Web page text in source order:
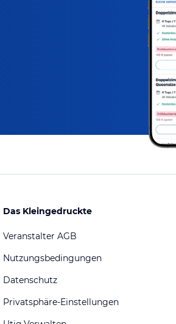
Das Kleingedruckte
Veranstalter AGB
Nutzungsbedingungen
Datenschutz
Privatsphäre-Einstellungen